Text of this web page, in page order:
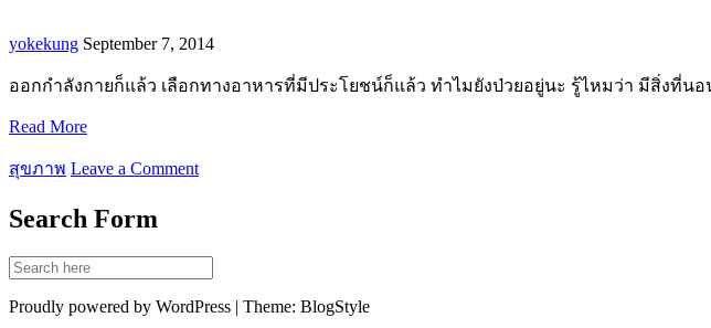
yokekung September 7, 2014
ออกกำลังกายก็แล้ว เลือกทางอาหารที่มีประโยชน์ก็แล้ว ทำไมยังป่วยอยู่นะ รู้ไหมว่า มีสิ่ง
Read More
สุขภาพ Leave a Comment
Search Form
Proudly powered by WordPress | Theme: BlogStyle